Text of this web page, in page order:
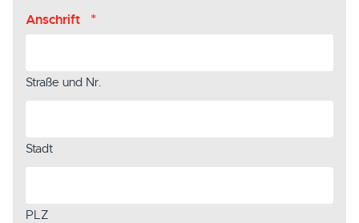
Anschrift *
Straße und Nr.
Stadt
PLZ